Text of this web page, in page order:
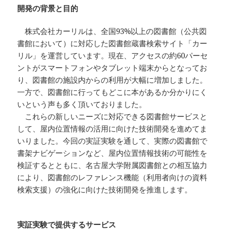
開発の背景と目的
株式会社カーリルは、全国93%以上の図書館（公共図
書館において）に対応した図書館蔵書検索サイト「カー
リル」を運営しています。現在、アクセスの約60パーセ
ントがスマートフォンやタブレット端末からとなってお
り、図書館の施設内からの利用が大幅に増加しました。
一方で、図書館に行ってもどこに本があるか分かりにく
いという声も多く頂いておりました。
これらの新しいニーズに対応できる図書館サービスと
して、屋内位置情報の活用に向けた技術開発を進めてま
いりました。今回の実証実験を通して、実際の図書館で
書架ナビゲーションなど、屋内位置情報技術の可能性を
検証するとともに、名古屋大学附属図書館との相互協力
により、図書館のレファレンス機能（利用者向けの資料
検索支援）の強化に向けた技術開発を推進します。
実証実験で提供するサービス